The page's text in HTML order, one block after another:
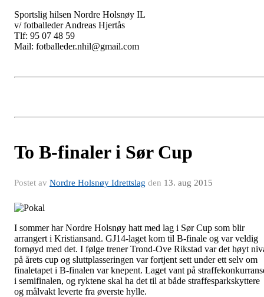
Sportslig hilsen Nordre Holsnøy IL
v/ fotballeder Andreas Hjertås
Tlf: 95 07 48 59
Mail: fotballeder.nhil@gmail.com
To B-finaler i Sør Cup
Postet av Nordre Holsnøy Idrettslag den 13. aug 2015
I sommer har Nordre Holsnøy hatt med lag i Sør Cup som blir
arrangert i Kristiansand. GJ14-laget kom til B-finale og var veldig
fornøyd med det. I følge trener Trond-Ove Rikstad var det høyt
på årets cup og sluttplasseringen var fortjent sett under ett selv om
finaletapet i B-finalen var knepent. Laget vant på
i semifinalen, og ryktene skal ha det til at både straffesparkskyttere
og målvakt leverte fra øverste hylle.